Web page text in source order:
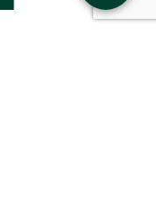
superficie con